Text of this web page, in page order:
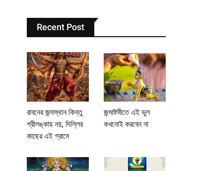
Recent Post
রাবনের জন্মস্থান কিন্তু
শ্রীলঙ্কায় নয়, দিল্লির
কাছের এই গ্রামে
জন্মাষ্টমীতে এই ভুল
কখনোই করবেন না